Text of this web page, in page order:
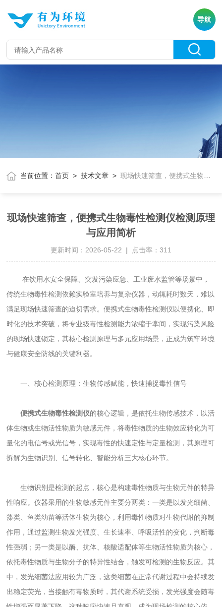
导航
当前位置：首页 >技术文章 >现场快速筛查，便携式生物毒性检测仪检测原理与应用简析
现场快速筛查，便携式生物毒性检测仪检测原理
与应用简析
更新时间：2026-05-22 | 点击率：311
在饮用水安全保障、突发污染应急、工业废水监管等场景中，
传统生物毒性检测依赖实验室培养与复杂仪器，动辄耗时数天，难以
满足现场快速筛查的迫切需求。便携式生物毒性检测仪以便携化、即
时化的技术突破，将专业级毒性检测能力浓缩于掌间，实现污染风险
的现场快速锁定，其核心检测原理与多元应用场景，正成为筑牢环境
与健康安全防线的关键利器。
一、核心检测原理：生物传感赋能，快速捕捉毒性信号
便携式生物毒性检测仪的核心逻辑，是依托生物传感技术，以活
体生物或生物活性物质为敏感元件，将毒性物质的生物效应转化为可
量化的电信号或光信号，实现毒性的快速定性与定量检测，其原理可
拆解为生物识别、信号转化、智能分析三大核心环节。
生物识别是检测的起点，核心是构建毒性物质与生物元件的特异
性响应。仪器采用的生物敏感元件主要分两类：一类是以发光细菌、
藻类、鱼类幼苗等活体生物为核心，利用毒性物质对生物代谢的抑制
作用，通过监测生物发光强度、生长速率、呼吸活性的变化，判断毒
性强弱；另一类是以酶、抗体、核酸适配体等生物活性物质为核心，
依托毒性物质与生物分子的特异性结合，触发可检测的生物反应。其
中，发光细菌法应用较为广泛，这类细菌在正常代谢过程中会持续发
出稳定荧光，当接触有毒物质时，其代谢系统受损，发光强度会随毒